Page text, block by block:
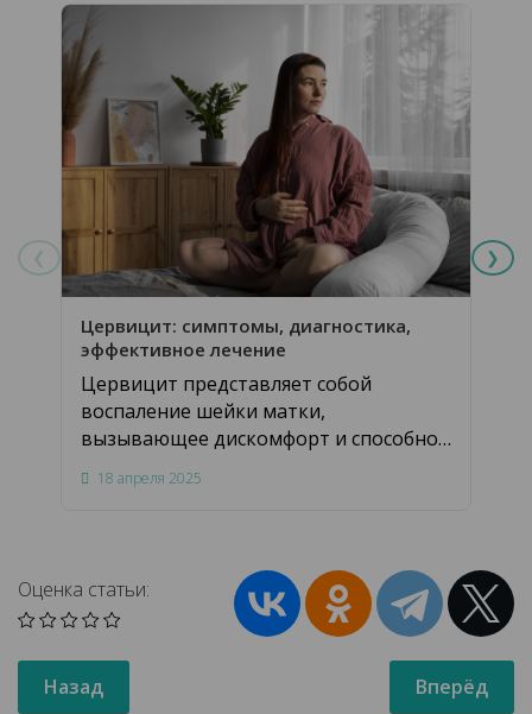
❮
Цервицит: симптомы, диагностика,
эффективное лечение
Цервицит представляет собой
воспаление шейки матки,
вызывающее дискомфорт и способное
18 апреля 2025
❯
Оценка статьи:
Назад Вперёд